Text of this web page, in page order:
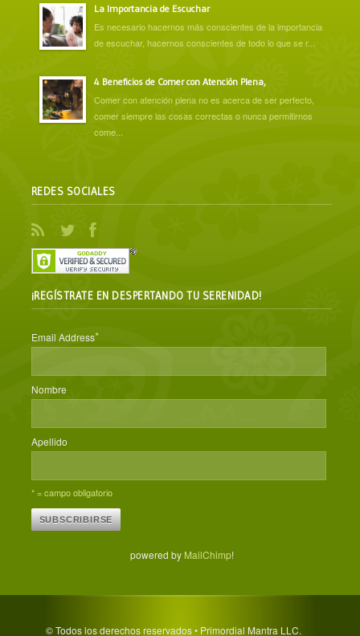
La Importancia de Escuchar
Es necesario hacernos más conscientes de la importancia
de escuchar, hacernos conscientes de todo lo que se r...
4 Beneficios de Comer con Atención Plena,
Comer con atención plena no es acerca de ser perfecto,
comer siempre las cosas correctas o nunca permitirnos
come...
REDES SOCIALES
¡REGÍSTRATE EN DESPERTANDO TU SERENIDAD!
Email Address*
Nombre
Apellido
* = campo obligatorio
powered by MailChimp!
© Todos los derechos reservados • Primordial Mantra LLC.